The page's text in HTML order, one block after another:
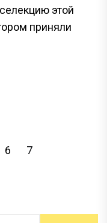
этой
приняли
6 7